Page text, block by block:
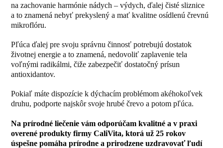
na zachovanie harmónie nádych – výdych, ďalej čisté sliznice
a to znamená nebyť prekyslený a mať kvalitne osídlenú črevnú
mikroflóru.
Pľúca ďalej pre svoju správnu činnosť potrebujú dostatok
životnej energie a to znamená, nedovoliť zaplavenie tela
voľnými radikálmi, čiže zabezpečiť dostatočný prísun
antioxidantov.
Pokiaľ máte dispozície k dýchacím problémom akéhokoľvek
druhu, podporte najskôr svoje hrubé črevo a potom pľúca.
Na prírodné liečenie vám odporúčam kvalitné a v praxi
overené produkty firmy CaliVita, ktorá už 25 rokov
úspešne pomáha prírodne a prirodzene uzdravovať ľudí